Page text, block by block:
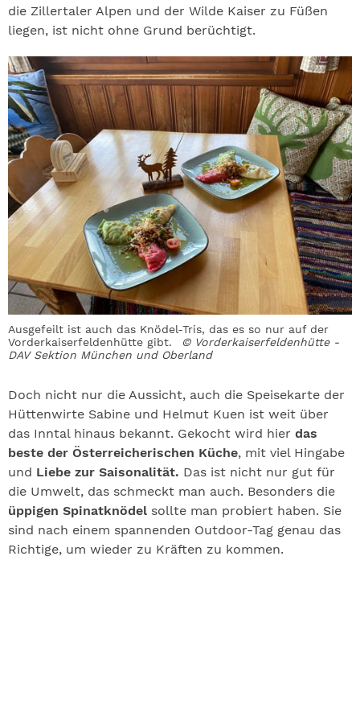
die Zillertaler Alpen und der Wilde Kaiser zu Füßen
liegen, ist nicht ohne Grund berüchtigt.
Ausgefeilt ist auch das Knödel-Tris, das es so nur auf der
Vorderkaiserfeldenhütte gibt.
© Vorderkaiserfeldenhütte -
DAV Sektion München und Oberland
Doch nicht nur die Aussicht, auch die Speisekarte der
Hüttenwirte Sabine und Helmut Kuen ist weit über
das Inntal hinaus bekannt. Gekocht wird hier das
beste der Österreicherischen Küche, mit viel Hingabe
und Liebe zur Saisonalität. Das ist nicht nur gut für
die Umwelt, das schmeckt man auch. Besonders die
üppigen Spinatknödel sollte man probiert haben. Sie
sind nach einem spannenden Outdoor-Tag genau das
Richtige, um wieder zu Kräften zu kommen.